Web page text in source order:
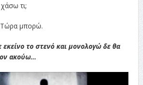
τι;
Τώρα μπορώ.
το στενό και μονολογώ δε θα
ακούω…